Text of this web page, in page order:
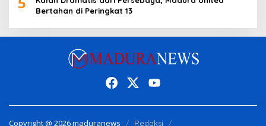
Bertahan di Peringkat 13
Copyright @ 2026 maduranews Redaksi